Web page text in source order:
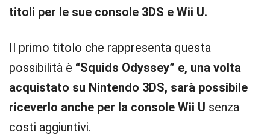
titoli per le sue console 3DS e Wii U.
Il primo titolo che rappresenta questa
possibilità è “Squids Odyssey” e, una volta
acquistato su Nintendo 3DS, sarà possibile
riceverlo anche per la console Wii U senza
costi aggiuntivi.